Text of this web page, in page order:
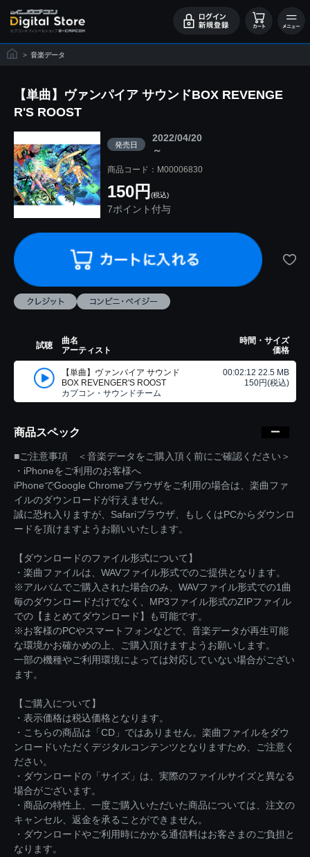
> 音楽データ
【単曲】ヴァンパイア サウンドBOX REVENGE
R'S ROOST
発売日
2022/04/20
～
商品コード：M00006830
150円 (税込)
7ポイント付与
試聴
曲名
アーティスト
時間・サイズ
価格
【単曲】ヴァンパイア サウンド
BOX REVENGER'S ROOST
カプコン・サウンドチーム
00:02:12 22.5 MB
150円(税込)
商品スペック
■ご注意事項 ＜音楽データをご購入頂く前にご確認ください＞
・iPhoneをご利用のお客様へ
iPhoneでGoogle Chromeブラウザをご利用の場合は、楽曲ファ
イルのダウンロードが行えません。
誠に恐れ入りますが、Safariブラウザ、もしくはPCからダウンロ
ードを頂けますようお願いいたします。
【ダウンロードのファイル形式について】
・楽曲ファイルは、WAVファイル形式でのご提供となります。
※アルバムでご購入された場合のみ、WAVファイル形式での1曲
毎のダウンロードだけでなく、MP3ファイル形式のZIPファイル
での【まとめてダウンロード】も可能です。
※お客様のPCやスマートフォンなどで、音楽データが再生可能
な環境かお確かめの上、ご購入頂けますようお願いします。
一部の機種やご利用環境によっては対応していない場合がござい
ます。
【ご購入について】
・表示価格は税込価格となります。
・こちらの商品は「CD」ではありません。楽曲ファイルをダウ
ンロードいただくデジタルコンテンツとなりますため、ご注意く
ださい。
・ダウンロードの「サイズ」は、実際のファイルサイズと異なる
場合がございます。
・商品の特性上、一度ご購入いただいた商品については、注文の
キャンセル、返金を承ることができません。
・ダウンロードやご利用時にかかる通信料はお客さまのご負担と
なります。